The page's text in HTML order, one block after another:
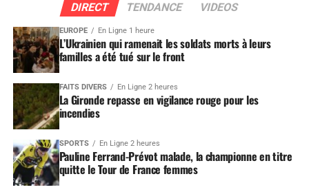
DIRECT TENDANCE VIDEOS
EUROPE En Ligne 1 heure
L’Ukrainien qui ramenait les soldats morts à leurs
familles a été tué sur le front
FAITS DIVERS En Ligne 2 heures
La Gironde repasse en vigilance rouge pour les
incendies
SPORTS En Ligne 2 heures
Pauline Ferrand-Prévot malade, la championne en titre
quitte le Tour de France femmes